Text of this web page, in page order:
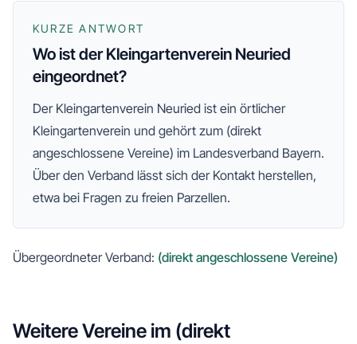
KURZE ANTWORT
Wo ist der Kleingartenverein Neuried
eingeordnet?
Der Kleingartenverein Neuried ist ein örtlicher
Kleingartenverein und gehört zum (direkt
angeschlossene Vereine) im Landesverband Bayern.
Über den Verband lässt sich der Kontakt herstellen,
etwa bei Fragen zu freien Parzellen.
Übergeordneter Verband: (direkt angeschlossene Vereine)
Weitere Vereine im (direkt